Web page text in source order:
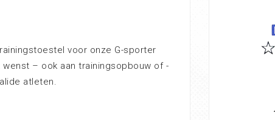
voor onze G-sporter
– ook aan trainingsopbouw of -
atleten.